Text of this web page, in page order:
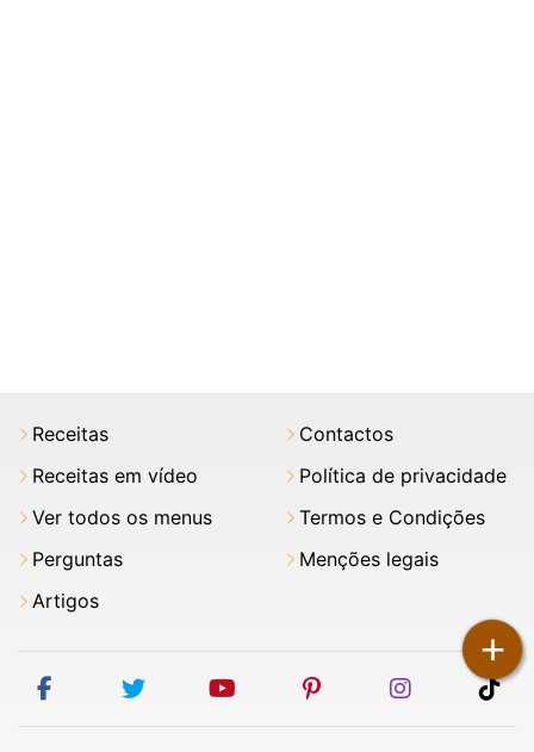
+
Receitas
Receitas em vídeo
Ver todos os menus
Perguntas
Artigos
Contactos
Política de privacidade
Termos e Condições
Menções legais
facebooktwitter youtubepinterestinstagram